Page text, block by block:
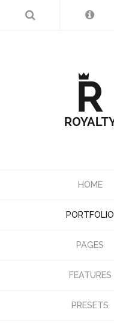
HOME
PORTFOLIO
PAGES
FEATURES
PRESETS